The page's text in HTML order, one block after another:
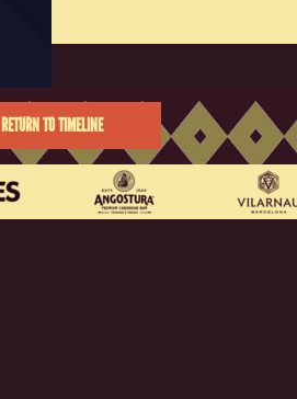
RETURN TO TIMELINE